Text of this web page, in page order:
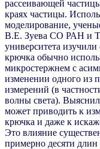
рассеивающей
краях частицы.
моделирование,
В.Е. Зуева СО РАН и
университета
крючка обычно
микростержнем с
изменении одного из
измерений (в
волны света).
может приводить к
крючка и даже к
Это влияние
примерно десяти длин